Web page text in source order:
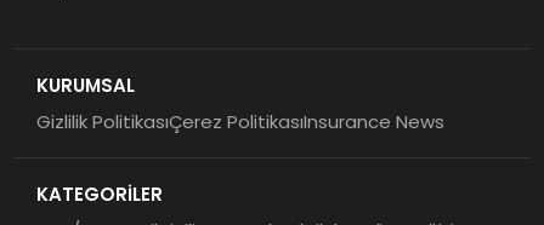
Koç Holding 2026 Yılının İlk
KURUMSAL
Gizlilik PolitikasıÇerez PolitikasıInsurance News
KATEGORİLER